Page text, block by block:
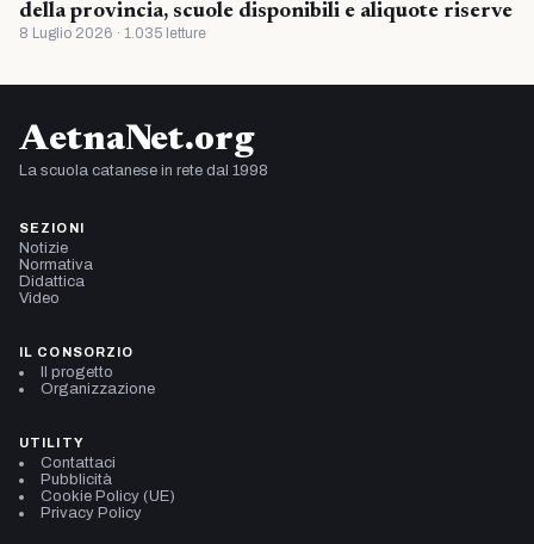
della provincia, scuole disponibili e aliquote riserve
8 Luglio 2026 · 1.035 letture
AetnaNet.org
La scuola catanese in rete dal 1998
SEZIONI
Notizie
Normativa
Didattica
Video
IL CONSORZIO
Il progetto
Organizzazione
UTILITY
Contattaci
Pubblicità
Cookie Policy (UE)
Privacy Policy